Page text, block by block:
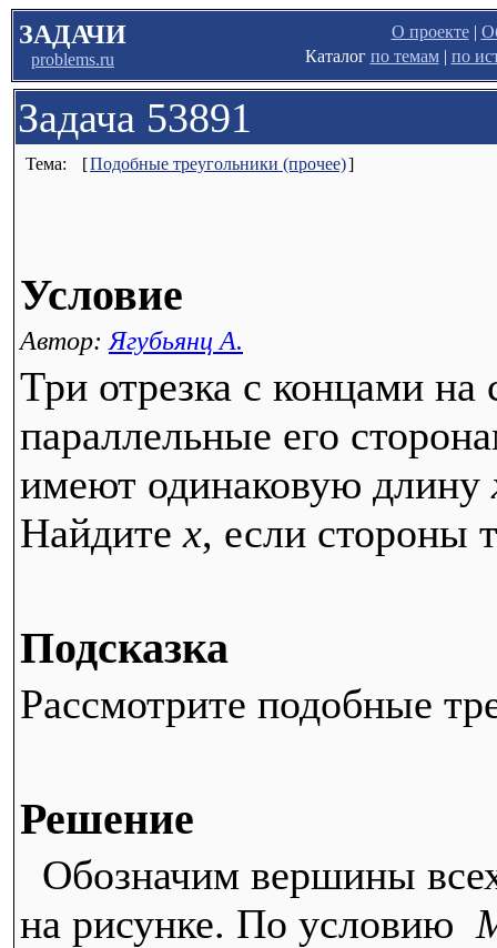
ЗАДАЧИ
problems.ru
О проекте|
Каталог по темам| по
Задача 53891
Тема: [Подобные треугольники (прочее)]
Условие
Автор: Ягубьянц А.
Три отрезка с концами на
параллельные его
имеют одинаковую длину
Найдитеx, если стороны
Подсказка
Рассмотрите подобные
Решение
Обозначим вершины
на рисунке. По условию